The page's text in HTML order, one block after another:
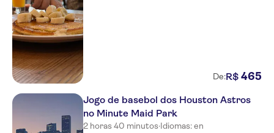
De:R$ 465
Jogo de basebol dos Houston Astros
no Minute Maid Park
2 horas 40 minutos·Idiomas: en